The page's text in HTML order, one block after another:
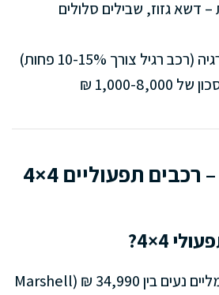
דשא גזוז, שבילים סלולים
רגיל צורך 10-15% פחות)
8,000 ₪
שאלות נפוצות – רכבים תפעוליים 4×4
4×4?
מחירי רכבים 4×4 חשמליים נעים בין 34,990 ₪ (Marshell